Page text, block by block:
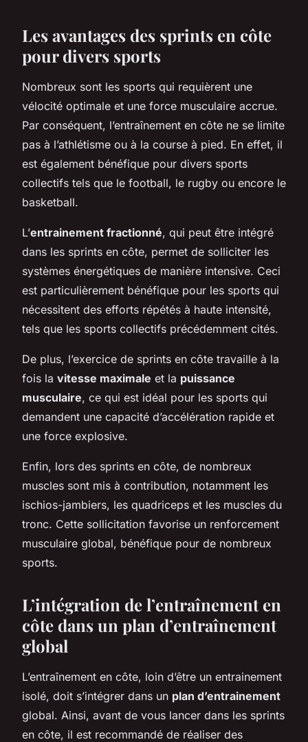
Les avantages des sprints en côte
pour divers sports
Nombreux sont les sports qui requièrent une
vélocité optimale et une force musculaire accrue.
Par conséquent, l’entraînement en côte ne se limite
pas à l’athlétisme ou à la course à pied. En effet, il
est également bénéfique pour divers sports
collectifs tels que le football, le rugby ou encore le
basketball.
L’entrainement fractionné, qui peut être intégré
dans les sprints en côte, permet de solliciter les
systèmes énergétiques de manière intensive. Ceci
est particulièrement bénéfique pour les sports qui
nécessitent des efforts répétés à haute intensité,
tels que les sports collectifs précédemment cités.
De plus, l’exercice de sprints en côte travaille à la
fois la vitesse maximale et la puissance
musculaire, ce qui est idéal pour les sports qui
demandent une capacité d’accélération rapide et
une force explosive.
Enfin, lors des sprints en côte, de nombreux
muscles sont mis à contribution, notamment les
ischios-jambiers, les quadriceps et les muscles du
tronc. Cette sollicitation favorise un renforcement
musculaire global, bénéfique pour de nombreux
sports.
L’intégration de l’entraînement en
côte dans un plan d’entraînement
global
L’entraînement en côte, loin d’être un entrainement
isolé, doit s’intégrer dans un plan d’entrainement
global. Ainsi, avant de vous lancer dans les sprints
en côte, il est recommandé de réaliser des